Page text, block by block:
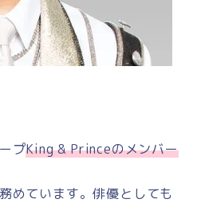
プKing & Princeのメンバー
めています。俳優としても